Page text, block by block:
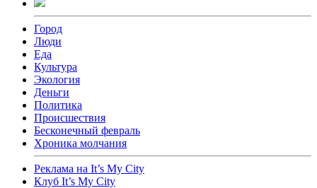
Город
Люди
Еда
Культура
Экология
Деньги
Политика
Происшествия
Бесконечный февраль
Хроника молчания
Реклама на It’s My City
Клуб It’s My City